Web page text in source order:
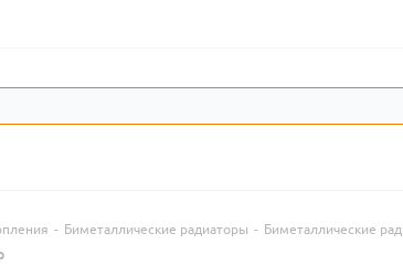
- Биметаллические радиаторы - Биметаллические